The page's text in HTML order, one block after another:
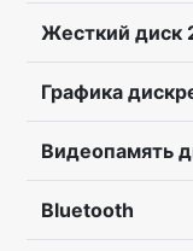
Жесткий диск
Графика
Видеопамять
Bluetooth